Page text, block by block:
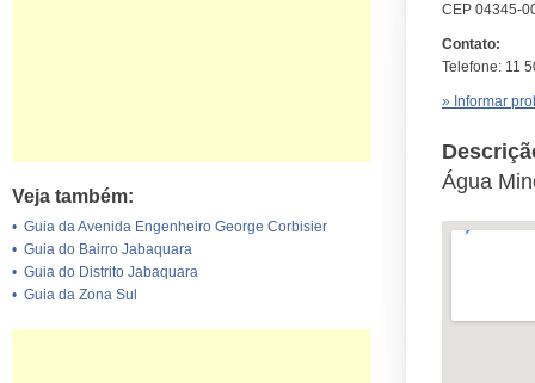
Veja também:
• Guia da Avenida Engenheiro George Corbisier
• Guia do Bairro Jabaquara
• Guia do Distrito Jabaquara
• Guia da Zona Sul
CEP 04345-
Contato:
Telefone: 11
» Informar
Água